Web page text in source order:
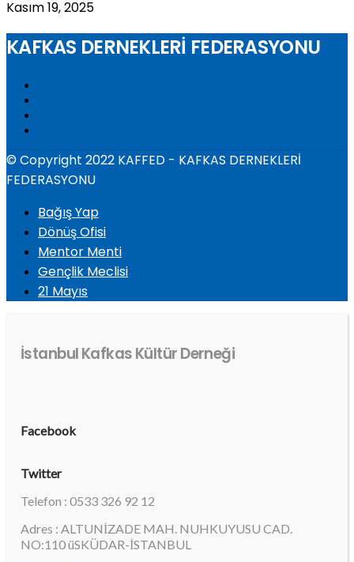
Kasım 19, 2025
KAFKAS DERNEKLERİ FEDERASYONU
© Copyright 2022 KAFFED - KAFKAS DERNEKLERİ
FEDERASYONU
Bağış Yap
Dönüş Ofisi
Mentor Menti
Gençlik Meclisi
21 Mayıs
İstanbul Kafkas Kültür Derneği
Facebook
Twitter
Telefon : 0533 326 92 12
Adres : ALTUNİZADE MAH. NUHKUYUSU CAD.
NO:110 üSKÜDAR-İSTANBUL